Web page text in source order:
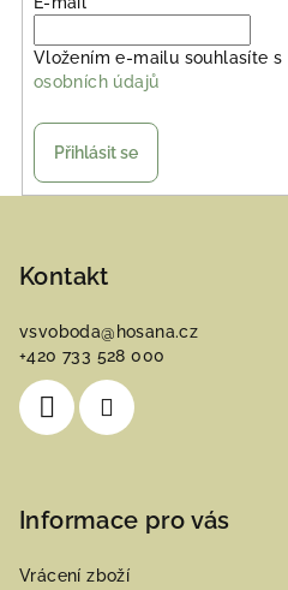
Vložením e-mailu souhlasíte s
osobních údajů
Přihlásit se
Kontakt
vsvoboda@ hosana.cz
+420 733 528 000
Informace pro vás
Vrácení zboží